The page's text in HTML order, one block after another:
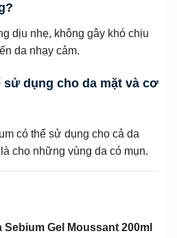
dịu nhẹ, không gây khó chịu
da nhạy cảm.
sử dụng cho da mặt và cơ
có thể sử dụng cho cả da
cho những vùng da có mụn.
Gel Moussant 200ml